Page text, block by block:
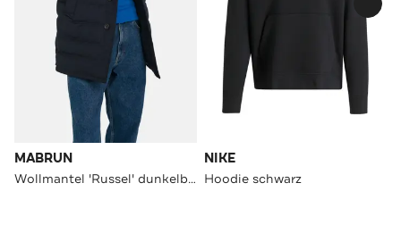
MABRUN
Wollmantel 'Russel' dunkelblau
NIKE
Hoodie schwarz